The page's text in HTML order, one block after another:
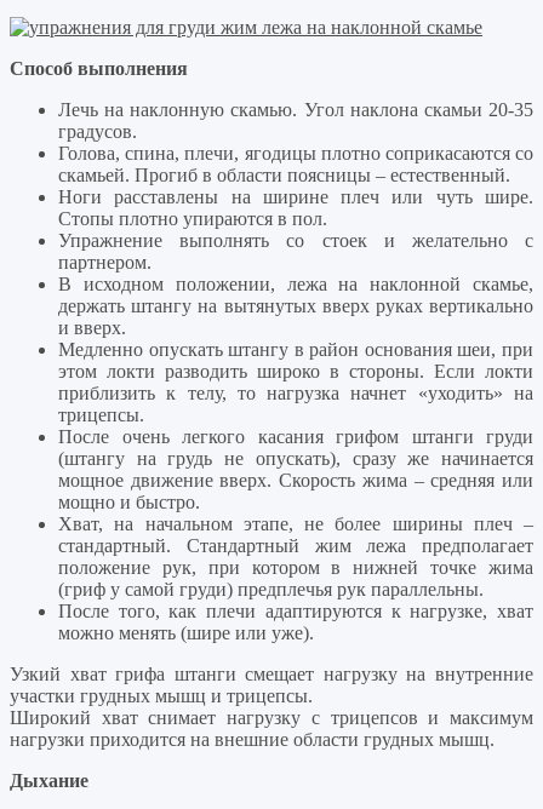
Способ выполнения
Лечь на наклонную скамью. Угол наклона скамьи 20-35
градусов.
Голова, спина, плечи, ягодицы плотно соприкасаются со
скамьей. Прогиб в области поясницы – естественный.
Ноги расставлены на ширине плеч или чуть шире.
Стопы плотно упираются в пол.
Упражнение выполнять со стоек и желательно с
партнером.
В исходном положении, лежа на наклонной скамье,
держать штангу на вытянутых вверх руках вертикально
и вверх.
Медленно опускать штангу в район основания шеи, при
этом локти разводить широко в стороны. Если локти
приблизить к телу, то нагрузка начнет «уходить» на
трицепсы.
После очень легкого касания грифом штанги груди
(штангу на грудь не опускать), сразу же начинается
мощное движение вверх. Скорость жима – средняя или
мощно и быстро.
Хват, на начальном этапе, не более ширины плеч –
стандартный. Стандартный жим лежа предполагает
положение рук, при котором в нижней точке жима
(гриф у самой груди) предплечья рук параллельны.
После того, как плечи адаптируются к нагрузке, хват
можно менять (шире или уже).
Узкий хват грифа штанги смещает нагрузку на внутренние
участки грудных мышц и трицепсы.
Широкий хват снимает нагрузку с трицепсов и максимум
нагрузки приходится на внешние области грудных мышц.
Дыхание